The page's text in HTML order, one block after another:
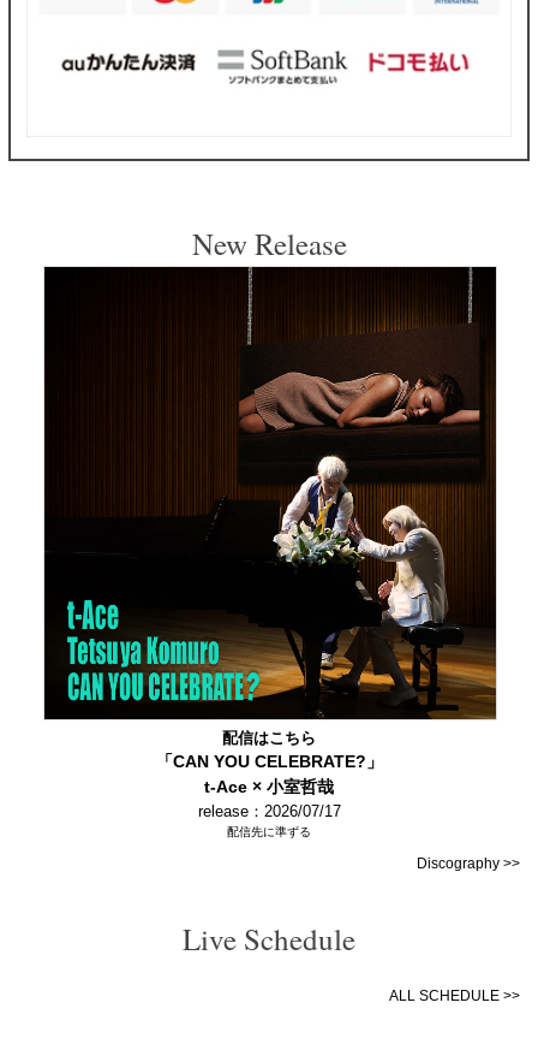
New Release
配信はこちら
「CAN YOU CELEBRATE?」
t-Ace × 小室哲哉
release：2026/07/17
配信先に準ずる
Discography >>
Live Schedule
ALL SCHEDULE >>